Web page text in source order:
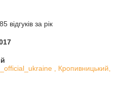
відгуків за рік
, Кропивницький,